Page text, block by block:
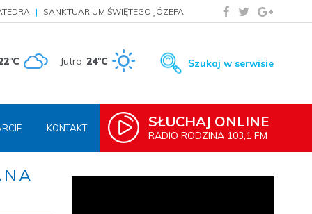
SANKTUARIUM ŚWIĘTEGO JÓZEFA
Jutro 24°C Szukaj w serwisie
SŁUCHAJ ONLINE
RADIO RODZINA 103,1 FM
KONTAKT